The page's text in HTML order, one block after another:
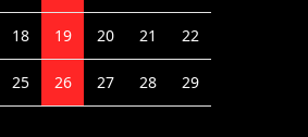
18 19 20 21 22
25 26 27 28 29